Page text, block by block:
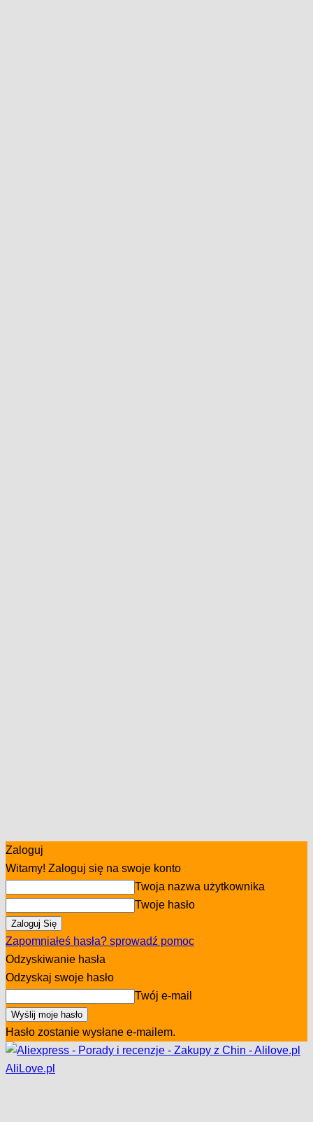
Zaloguj
Witamy! Zaloguj się na swoje konto
Twoja nazwa użytkownika
Twoje hasło
Zapomniałeś hasła? sprowadź pomoc
Odzyskiwanie hasła
Odzyskaj swoje hasło
Twój e-mail
Hasło zostanie wysłane e-mailem.
AliLove.pl